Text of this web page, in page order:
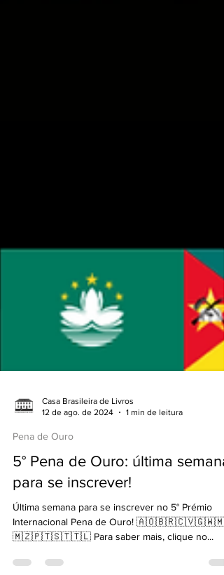
Casa Brasileira de Livros
5° Pena de Ouro: última semana
para se inscrever!
Última semana para se inscrever no 5° Prémio
Internacional Pena de Ouro!